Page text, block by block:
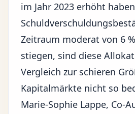
im Jahr 2023 erhöht
Zeitraum moderat von 6
stiegen, sind diese
Vergleich zur schieren
Kapitalmärkte nicht so
Marie-Sophie Lappe, Co-